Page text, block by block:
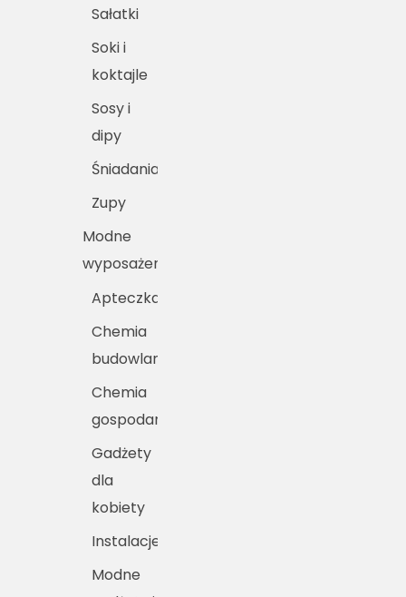
Sałatki
Soki i
koktajle
Sosy i
dipy
Śniadania
Zupy
Modne
wyposażenie
Apteczka
Chemia
budowlana
Chemia
gospodarcza
Gadżety
dla
kobiety
Instalacje
Modne